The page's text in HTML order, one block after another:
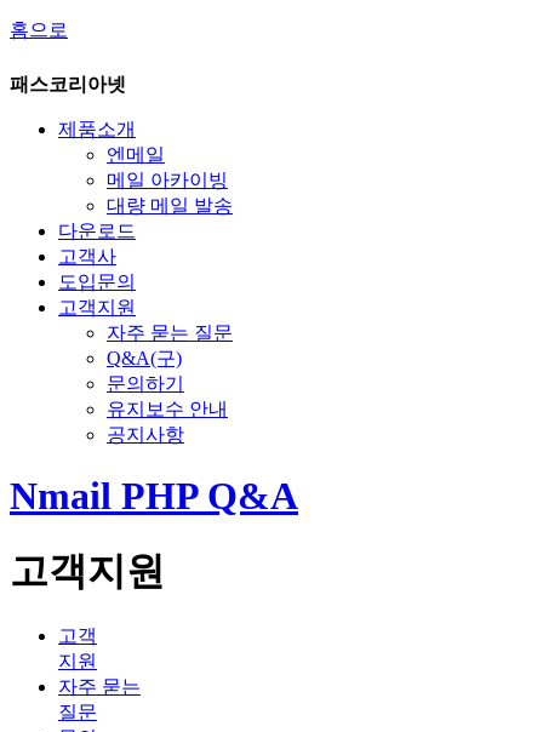
홈으로
패스코리아넷
제품소개
엔메일
메일 아카이빙
대량 메일 발송
다운로드
고객사
도입문의
고객지원
자주 묻는 질문
Q&A(구)
문의하기
유지보수 안내
공지사항
Nmail PHP Q&A
고객지원
고객
지원
자주 묻는
질문